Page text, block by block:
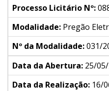
Processo Licitário Nº:
Modalidade: Pregão
Nº da Modalidade:031/
Data da Abertura: 25/
Data da Realização: 16/